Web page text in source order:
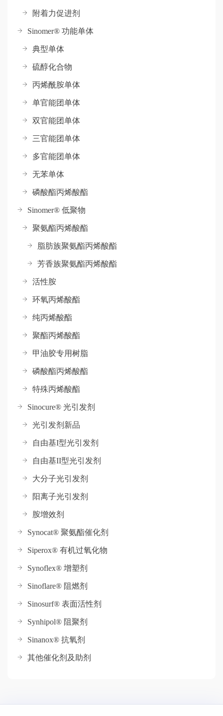
附着力促进剂
Sinomer® 功能单体
典型单体
硫醇化合物
丙烯酰胺单体
单官能团单体
双官能团单体
三官能团单体
多官能团单体
无苯单体
磷酸酯丙烯酸酯
Sinomer® 低聚物
聚氨酯丙烯酸酯
脂肪族聚氨酯丙烯酸酯
芳香族聚氨酯丙烯酸酯
活性胺
环氧丙烯酸酯
纯丙烯酸酯
聚酯丙烯酸酯
甲油胶专用树脂
磷酸酯丙烯酸酯
特殊丙烯酸酯
Sinocure® 光引发剂
光引发剂新品
自由基I型光引发剂
自由基II型光引发剂
大分子光引发剂
阳离子光引发剂
胺增效剂
Synocat® 聚氨酯催化剂
Siperox® 有机过氧化物
Synoflex® 增塑剂
Sinoflare® 阻燃剂
Sinosurf® 表面活性剂
Synhipol® 阻聚剂
Sinanox® 抗氧剂
其他催化剂及助剂